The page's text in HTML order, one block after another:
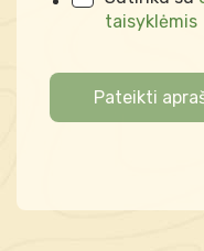
taisyklėmis
Pateikti